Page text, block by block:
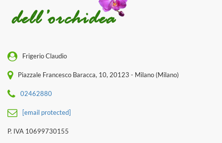
Frigerio Claudio
Piazzale Francesco Baracca, 10, 20123 - Milano (Milano)
02462880
[email protected]
P. IVA 10699730155